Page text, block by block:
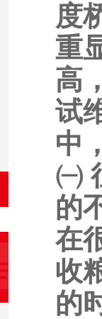
度
重
高
试
中
㈠
的
在
收
的